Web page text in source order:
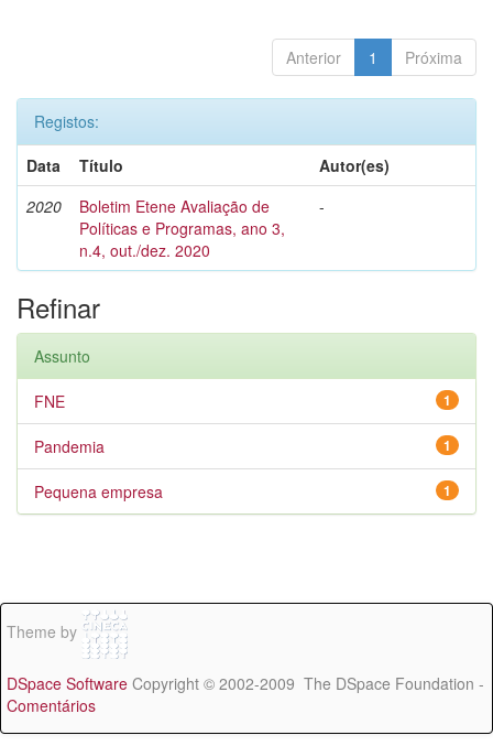
Anterior 1 Próxima
Registos:
Data
Título
Autor(es)
2020
Boletim Etene Avaliação de
Políticas e Programas, ano 3,
n.4, out./dez. 2020
-
Refinar
Assunto
1
FNE
1
Pandemia
1
Pequena empresa
Theme by
DSpace Software Copyright © 2002-2009 The DSpace Foundation -
Comentários